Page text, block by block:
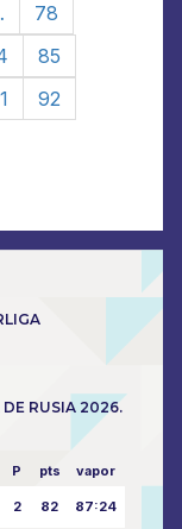
78
85
92
DE RUSIA 2026.
P pts vapor
2 82 87:24